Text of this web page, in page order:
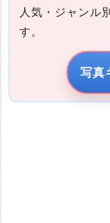
写真の説明
人気・ジャンル
す。
写真